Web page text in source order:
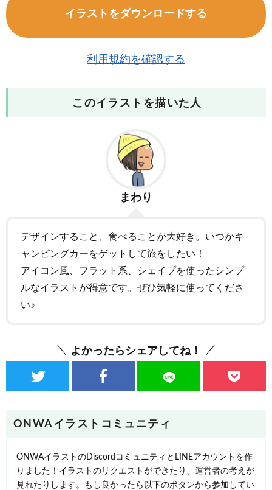
イラストをダウンロードする
利用規約を確認する
このイラストを描いた人
まわり
デザインすること、食べることが大好き。いつかキ
ャンピングカーをゲットして旅をしたい！
アイコン風、フラット系、シェイプを使ったシンプ
ルなイラストが得意です。ぜひ気軽に使ってくださ
い♪
よかったらシェアしてね！
ONWAイラストコミュニティ
ONWAイラストのDiscordコミュニティとLINEアカウントを作
りました！イラストのリクエストができたり、運営者の考えが
見れたりします。もし良かったら以下のボタンから参加してい